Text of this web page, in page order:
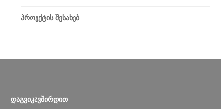
პროექტის შესახებ
Დაგვიკავშირდით